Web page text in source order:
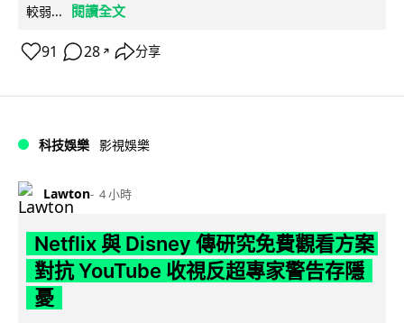
較弱...
閱讀全文
91 28 ↗ 分享
科技娛樂 影視娛樂
Lawton 4 小時
Netflix 與 Disney 傳研究免費觀看方案
對抗 YouTube 收視反超專家警告存隱
憂